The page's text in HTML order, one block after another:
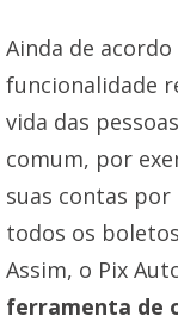
Ainda de
funcionalidade
vida das
comum, por
suas contas
todos os
Assim, o Pix
ferramenta de